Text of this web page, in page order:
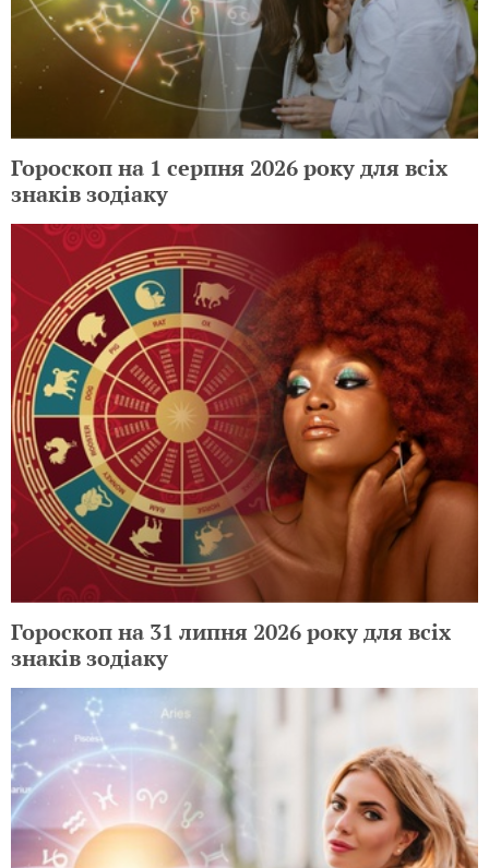
Гороскоп на 1 серпня 2026 року для всіх
знаків зодіаку
Гороскоп на 31 липня 2026 року для всіх
знаків зодіаку